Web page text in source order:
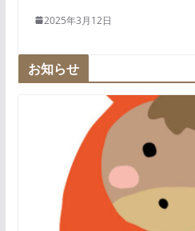
2025年3月12日
お知らせ